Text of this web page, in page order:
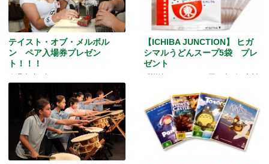
テイスト・オブ・メルボル
ン ペア入場券プレゼン
ト！！！
今週末締め切り！ペアチケット
（$６０分）が当たる☆
【ICHIBA JUNCTION】 ヒガ
シマルうどんスープ5袋 プレ
ゼント
『讃岐うどん』をお買い上げの方対